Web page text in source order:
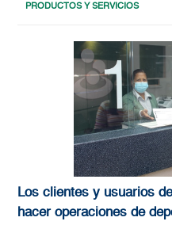
PRODUCTOS Y SERVICIOS
Los clientes y usuarios
hacer operaciones de